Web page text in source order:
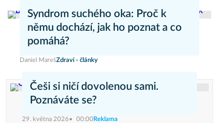
Syndrom suchého oka: Proč k
němu dochází, jak ho poznat a co
pomáhá?
Daniel MarešZdraví - články
Češi si ničí dovolenou sami.
Poznáváte se?
29. května 2026 00:00 Reklama